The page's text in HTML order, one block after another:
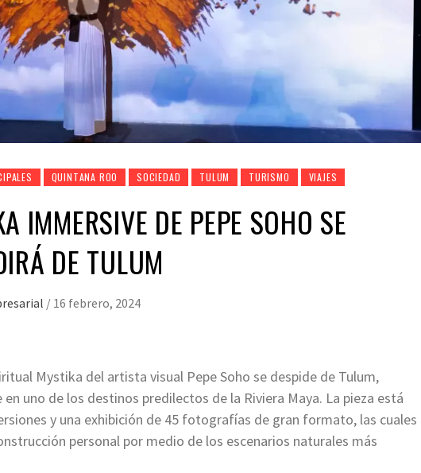
QUINTANA ROO SOCIEDAD TULUM TURISMO VIAJES
IMMERSIVE DE PEPE SOHO SE
DE TULUM
/ 16 febrero, 2024
Mystika del artista visual Pepe Soho se despide de Tulum,
uno de los destinos predilectos de la Riviera Maya. La pieza está
y una exhibición de 45 fotografías de gran formato, las cuales
personal por medio de los escenarios naturales más